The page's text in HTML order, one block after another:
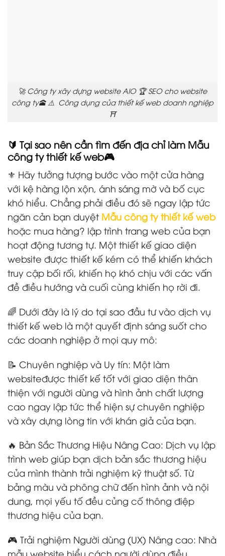
🚀 Công ty xây dựng website AIO 🏆 SEO cho website
công ty🕋 ⚠️ Công dụng của thiết kế web doanh nghiệp
⛩️
🔰 Tại sao nên cần tìm đến địa chỉ làm Mẫu
công ty thiết kế web🎮
⚜️ Hãy tưởng tượng bước vào một cửa hàng
với kệ hàng lộn xộn, ánh sáng mờ và bố cục
khó hiểu. Chẳng phải điều đó sẽ ngay lập tức
ngăn cản bạn duyệt Mẫu công ty thiết kế web
hoặc mua hàng? lập trình trang web của bạn
hoạt động tương tự. Một thiết kế giao diện
website được thiết kế kém có thể khiến khách
truy cập bối rối, khiến họ khó chịu với các vấn
đề điều hướng và cuối cùng khiến họ rời đi.
🌈 Dưới đây là lý do tại sao đầu tư vào dịch vụ
thiết kế web là một quyết định sáng suốt cho
các doanh nghiệp ở mọi quy mô:
📝 Chuyên nghiệp và Uy tín: Một làm
websiteđược thiết kế tốt với giao diện thân
thiện với người dùng và hình ảnh chất lượng
cao ngay lập tức thể hiện sự chuyên nghiệp
và xây dựng lòng tin với khán giả của bạn.
🔥 Bản Sắc Thương Hiệu Nâng Cao: Dịch vụ lập
trình web giúp bạn dịch bản sắc thương hiệu
của mình thành trải nghiệm kỹ thuật số. Từ
bảng màu và phông chữ đến hình ảnh và nội
dung, mọi yếu tố đều củng cố thông điệp
thương hiệu của bạn.
🎮 Trải nghiệm Người dùng (UX) Nâng cao: Nhà
mẫu website hiểu cách người dùng điều